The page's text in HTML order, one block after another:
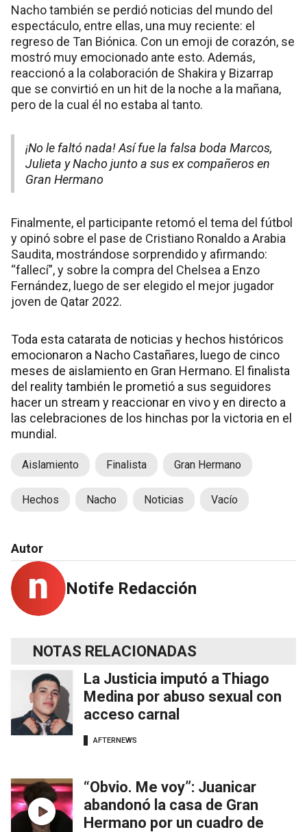
Nacho también se perdió noticias del mundo del
espectáculo, entre ellas, una muy reciente: el
regreso de Tan Biónica. Con un emoji de corazón, se
mostró muy emocionado ante esto. Además,
reaccionó a la colaboración de Shakira y Bizarrap
que se convirtió en un hit de la noche a la mañana,
pero de la cual él no estaba al tanto.
¡No le faltó nada! Así fue la falsa boda Marcos,
Julieta y Nacho junto a sus ex compañeros en
Gran Hermano
Finalmente, el participante retomó el tema del fútbol
y opinó sobre el pase de Cristiano Ronaldo a Arabia
Saudita, mostrándose sorprendido y afirmando:
“fallecí”, y sobre la compra del Chelsea a Enzo
Fernández, luego de ser elegido el mejor jugador
joven de Qatar 2022.
Toda esta catarata de noticias y hechos históricos
emocionaron a Nacho Castañares, luego de cinco
meses de aislamiento en Gran Hermano. El finalista
del reality también le prometió a sus seguidores
hacer un stream y reaccionar en vivo y en directo a
las celebraciones de los hinchas por la victoria en el
mundial.
Aislamiento Finalista Gran Hermano
Hechos Nacho Noticias Vacío
Autor
Notife Redacción
NOTAS RELACIONADAS
La Justicia imputó a Thiago
Medina por abuso sexual con
acceso carnal
AFTERNEWS
“Obvio. Me voy”: Juanicar
abandonó la casa de Gran
Hermano por un cuadro de